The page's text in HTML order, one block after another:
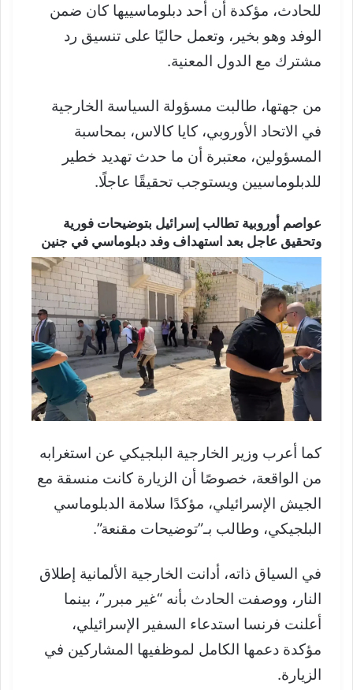
للحادث، مؤكدة أن أحد دبلوماسييها كان ضمن
الوفد وهو بخير، وتعمل حاليًا على تنسيق رد
مشترك مع الدول المعنية.
من جهتها، طالبت مسؤولة السياسة الخارجية
في الاتحاد الأوروبي، كايا كالاس، بمحاسبة
المسؤولين، معتبرة أن ما حدث تهديد خطير
للدبلوماسيين ويستوجب تحقيقًا عاجلًا.
عواصم أوروبية تطالب إسرائيل بتوضيحات فورية
وتحقيق عاجل بعد استهداف وفد دبلوماسي في جنين
كما أعرب وزير الخارجية البلجيكي عن استغرابه
من الواقعة، خصوصًا أن الزيارة كانت منسقة مع
الجيش الإسرائيلي، مؤكدًا سلامة الدبلوماسي
البلجيكي، وطالب بـ”توضيحات مقنعة”.
في السياق ذاته، أدانت الخارجية الألمانية إطلاق
النار، ووصفت الحادث بأنه “غير مبرر”، بينما
أعلنت فرنسا استدعاء السفير الإسرائيلي،
مؤكدة دعمها الكامل لموظفيها المشاركين في
الزيارة.